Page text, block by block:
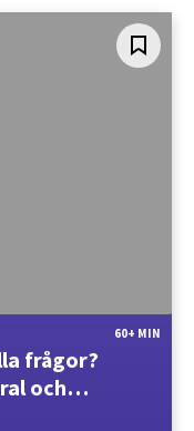
60+ MIN
frågor?
och